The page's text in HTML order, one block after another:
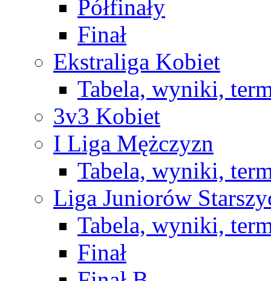
Półfinały
Finał
Ekstraliga Kobiet
Tabela, wyniki,
3v3 Kobiet
I Liga Mężczyzn
Tabela, wyniki,
Liga Juniorów
Tabela, wyniki,
Finał